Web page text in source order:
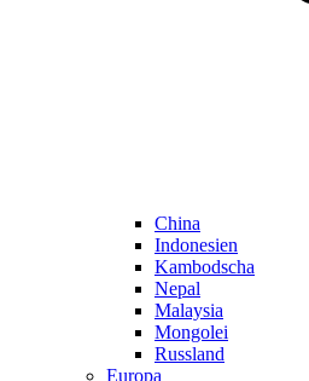
China
Indonesien
Kambodscha
Nepal
Malaysia
Mongolei
Russland
Europa